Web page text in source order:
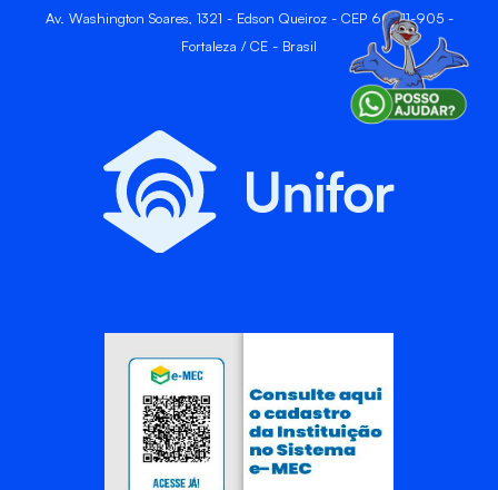
Av. Washington Soares, 1321 - Edson Queiroz - CEP 60811-905 -
Fortaleza / CE - Brasil